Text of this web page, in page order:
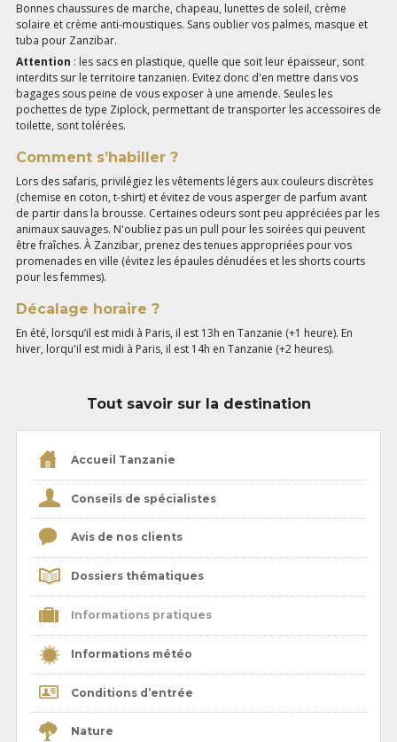
Bonnes chaussures de marche, chapeau, lunettes de soleil, crème
solaire et crème anti-moustiques. Sans oublier vos palmes, masque et
tuba pour Zanzibar.
Attention : les sacs en plastique, quelle que soit leur épaisseur, sont
interdits sur le territoire tanzanien. Evitez donc d'en mettre dans vos
bagages sous peine de vous exposer à une amende. Seules les
pochettes de type Ziplock, permettant de transporter les accessoires de
toilette, sont tolérées.
Comment s’habiller ?
Lors des safaris, privilégiez les vêtements légers aux couleurs discrètes
(chemise en coton, t-shirt) et évitez de vous asperger de parfum avant
de partir dans la brousse. Certaines odeurs sont peu appréciées par les
animaux sauvages. N'oubliez pas un pull pour les soirées qui peuvent
être fraîches. À Zanzibar, prenez des tenues appropriées pour vos
promenades en ville (évitez les épaules dénudées et les shorts courts
pour les femmes).
Décalage horaire ?
En été, lorsqu’il est midi à Paris, il est 13h en Tanzanie (+1 heure). En
hiver, lorqu'il est midi à Paris, il est 14h en Tanzanie (+2 heures).
Tout savoir sur la destination
Accueil Tanzanie
Conseils de spécialistes
Avis de nos clients
Dossiers thématiques
Informations pratiques
Informations météo
Conditions d’entrée
Nature